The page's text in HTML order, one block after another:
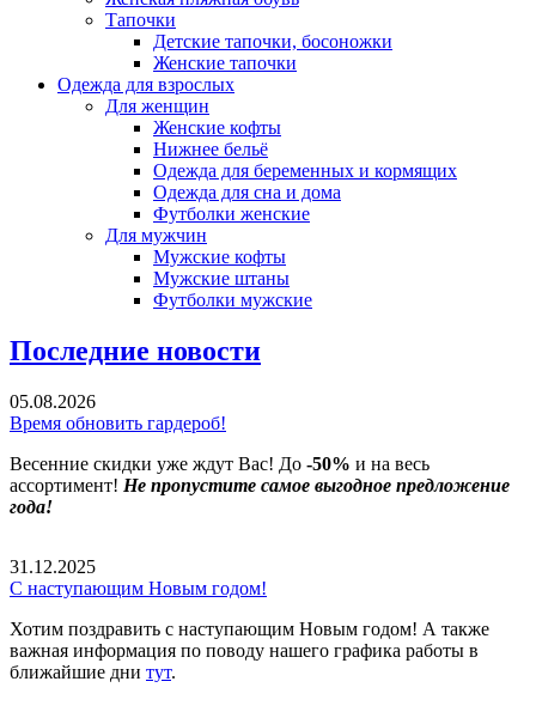
Тапочки
Детские тапочки, босоножки
Женские тапочки
Одежда для взрослых
Для женщин
Женские кофты
Нижнее бельё
Одежда для беременных и кормящих
Одежда для сна и дома
Футболки женские
Для мужчин
Мужские кофты
Мужские штаны
Футболки мужские
Последние новости
05.08.2026
Время обновить гардероб!
Весенние скидки уже ждут Вас! До -50% и на весь
ассортимент! Не пропустите самое выгодное предложение
года!
31.12.2025
С наступающим Новым годом!
Хотим поздравить с наступающим Новым годом! А также
важная информация по поводу нашего графика работы в
ближайшие дни тут.